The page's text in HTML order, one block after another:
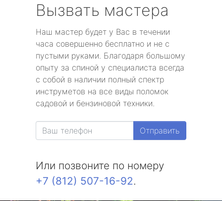
Вызвать мастера
Наш мастер будет у Вас в течении
часа совершенно бесплатно и не с
пустыми руками. Благодаря большому
опыту за спиной у специалиста всегда
с собой в наличии полный спектр
инструметов на все виды поломок
садовой и бензиновой техники.
Отправить
Или позвоните по номеру
+7 (812) 507-16-92.